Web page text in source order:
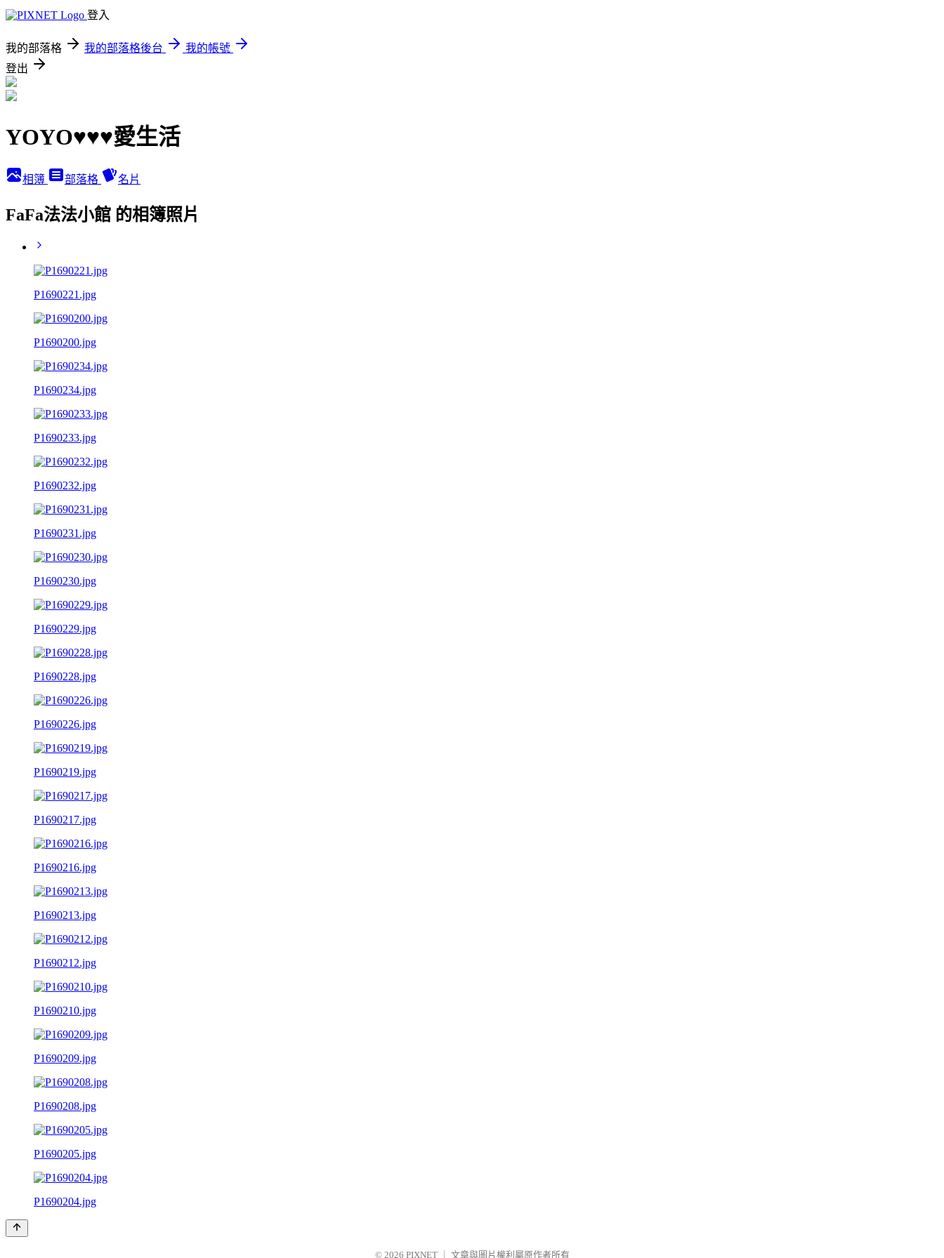
登入
我的部落格 我的部落格後台
我的帳號
登出
YOYO♥♥♥愛生活
相簿 部落格 名片
FaFa法法小館 的相簿照片
P1690221.jpg
P1690200.jpg
P1690234.jpg
P1690233.jpg
P1690232.jpg
P1690231.jpg
P1690230.jpg
P1690229.jpg
P1690228.jpg
P1690226.jpg
P1690219.jpg
P1690217.jpg
P1690216.jpg
P1690213.jpg
P1690212.jpg
P1690210.jpg
P1690209.jpg
P1690208.jpg
P1690205.jpg
P1690204.jpg
© 2026 PIXNET 文章與圖片權利屬原作者所有